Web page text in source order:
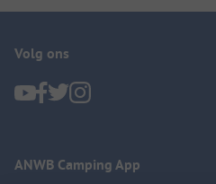
Volg ons
ANWB Camping App